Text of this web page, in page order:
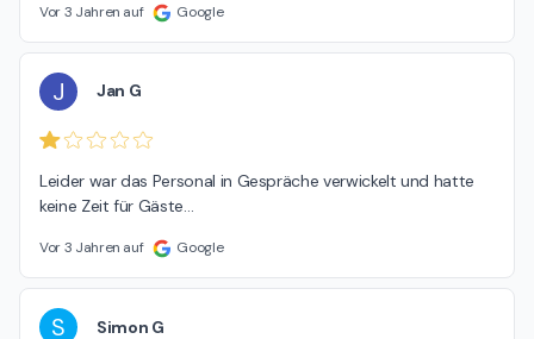
Vor 3 Jahren auf Google
J Jan G
Leider war das Personal in Gespräche verwickelt und hatte
keine Zeit für Gäste…
Vor 3 Jahren auf Google
S Simon G